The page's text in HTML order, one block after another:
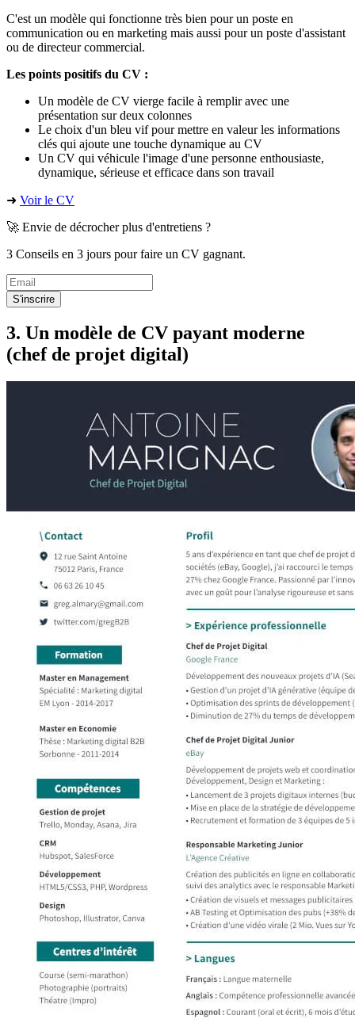
C'est un modèle qui fonctionne très bien pour un poste en
communication ou en marketing mais aussi pour un poste d'assistant
ou de directeur commercial.
Les points positifs du CV :
Un modèle de CV vierge facile à remplir avec une
présentation sur deux colonnes
Le choix d'un bleu vif pour mettre en valeur les informations
clés qui ajoute une touche dynamique au CV
Un CV qui véhicule l'image d'une personne enthousiaste,
dynamique, sérieuse et efficace dans son travail
➜ Voir le CV
🚀 Envie de décrocher plus d'entretiens ?
3 Conseils en 3 jours pour faire un CV gagnant.
S'inscrire
3. Un modèle de CV payant moderne
(chef de projet digital)